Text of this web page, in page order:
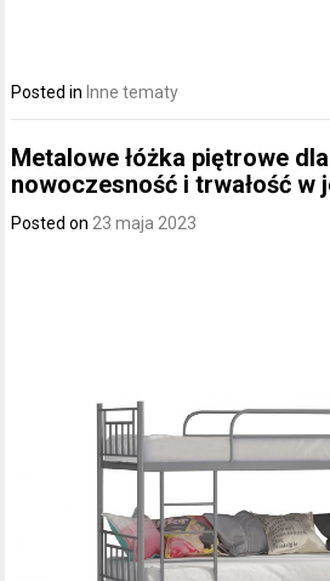
Posted in Inne tematy
Metalowe łóżka piętrowe
nowoczesność i trwałość w
Posted on 23 maja 2023